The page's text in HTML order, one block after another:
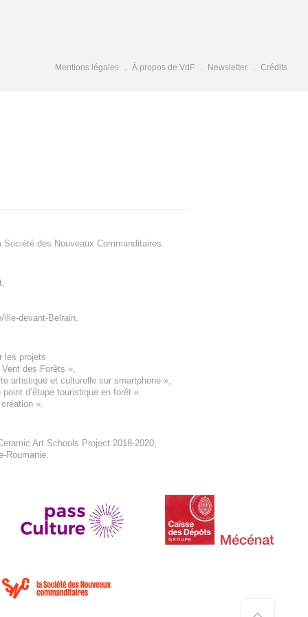
Mentions légales À propos de VdF Newsletter Crédits
Société des Nouveaux Commanditaires
,
devant-Belrain.
les projets
des Forêts »,
artistique et culturelle sur smartphone »,
point d’étape touristique en forêt »
création ».
Art Schools Project 2018-2020,
Roumanie.